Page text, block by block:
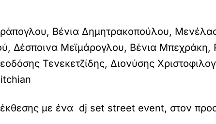
Βένια Δημητρακοπούλου,
Δέσποινα Μεϊμάρογλου, Βένια Μπεχράκη,
Τενεκετζίδης, Διονύσης
έκθεσης με ένα dj set street event, στον